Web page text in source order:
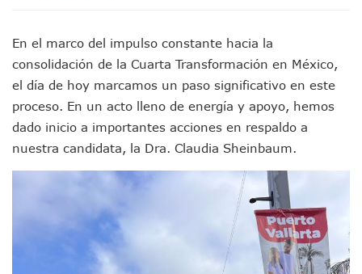
Puerto Vallarta Fortalece Su Promoción En California Con
Accidente En Un RZR, Principal Hipótesis Por La Muerte
Este Viernes, Lemus Inaugurará El Sistema De
Nidos De Lluvia Busca Beneficiar A 100 Familias De
Morena Cierra Filas Por La Defensa Del Agua De Calidad
Regresa A Puerto Vallarta La Premiación Nacional De La
Ra Aguilar Acompaña A Cientos De Familias En Las
Oleaje Y Riesgo Por Cocodrilos Mantienen Restricciones
“Kato” Supera El Abandono Y Comienza Una Nueva Vida
México Necesitaba 600 Mil Empleos; Solo Generó 262 Mil
Poderoso Terremoto Destruye Edificios Y Puentes En
Munguía Es El Sexto Mejor Alcalde De Jalisco, Según
En el marco del impulso constante hacia la
consolidación de la Cuarta Transformación en México,
el día de hoy marcamos un paso significativo en este
proceso. En un acto lleno de energía y apoyo, hemos
dado inicio a importantes acciones en respaldo a
nuestra candidata, la Dra. Claudia Sheinbaum.